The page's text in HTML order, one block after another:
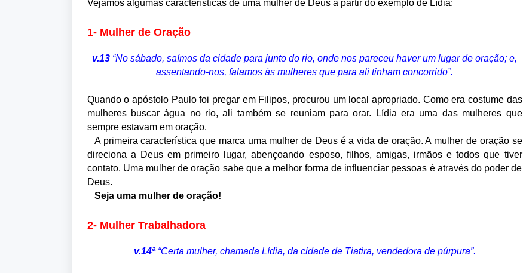
Vejamos algumas características de uma mulher de Deus a partir do exemplo de Lídia:
1- Mulher de Oração
v.13 “No sábado, saímos da cidade para junto do rio, onde nos pareceu haver um lugar de oração; e,
assentando-nos, falamos às mulheres que para ali tinham concorrido”.
Quando o apóstolo Paulo foi pregar em Filipos, procurou um local apropriado. Como era costume das
mulheres buscar água no rio, ali também se reuniam para orar. Lídia era uma das mulheres que
sempre estavam em oração.
A primeira característica que marca uma mulher de Deus é a vida de oração. A mulher de oração se
direciona a Deus em primeiro lugar, abençoando esposo, filhos, amigas, irmãos e todos que tiver
contato. Uma mulher de oração sabe que a melhor forma de influenciar pessoas é através do poder de
Deus.
Seja uma mulher de oração!
2- Mulher Trabalhadora
v.14ª “Certa mulher, chamada Lídia, da cidade de Tiatira, vendedora de púrpura”.